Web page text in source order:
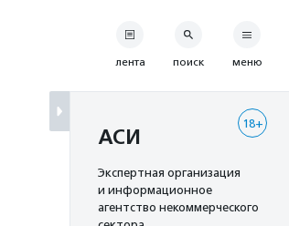
лента поиск меню
18+
АСИ
Экспертная организация
и информационное
агентство некоммерческого